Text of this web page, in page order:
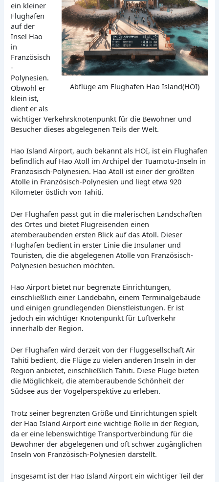
Abflüge am Flughafen Hao Island(HOI)
ein kleiner
Flughafen
auf der
Insel Hao
in
Französisch
-
Polynesien.
Obwohl er
klein ist,
dient er als
wichtiger Verkehrsknotenpunkt für die Bewohner und
Besucher dieses abgelegenen Teils der Welt.
Hao Island Airport, auch bekannt als HOI, ist ein Flughafen
befindlich auf Hao Atoll im Archipel der Tuamotu-Inseln in
Französisch-Polynesien. Hao Atoll ist einer der größten
Atolle in Französisch-Polynesien und liegt etwa 920
Kilometer östlich von Tahiti.
Der Flughafen passt gut in die malerischen Landschaften
des Ortes und bietet Flugreisenden einen
atemberaubenden ersten Blick auf das Atoll. Dieser
Flughafen bedient in erster Linie die Insulaner und
Touristen, die die abgelegenen Atolle von Französisch-
Polynesien besuchen möchten.
Hao Airport bietet nur begrenzte Einrichtungen,
einschließlich einer Landebahn, einem Terminalgebäude
und einigen grundlegenden Dienstleistungen. Er ist
jedoch ein wichtiger Knotenpunkt für Luftverkehr
innerhalb der Region.
Der Flughafen wird derzeit von der Fluggesellschaft Air
Tahiti bedient, die Flüge zu vielen anderen Inseln in der
Region anbietet, einschließlich Tahiti. Diese Flüge bieten
die Möglichkeit, die atemberaubende Schönheit der
Südsee aus der Vogelperspektive zu erleben.
Trotz seiner begrenzten Größe und Einrichtungen spielt
der Hao Island Airport eine wichtige Rolle in der Region,
da er eine lebenswichtige Transportverbindung für die
Bewohner der abgelegenen und oft schwer zugänglichen
Inseln von Französisch-Polynesien darstellt.
Insgesamt ist der Hao Island Airport ein wichtiger Teil der